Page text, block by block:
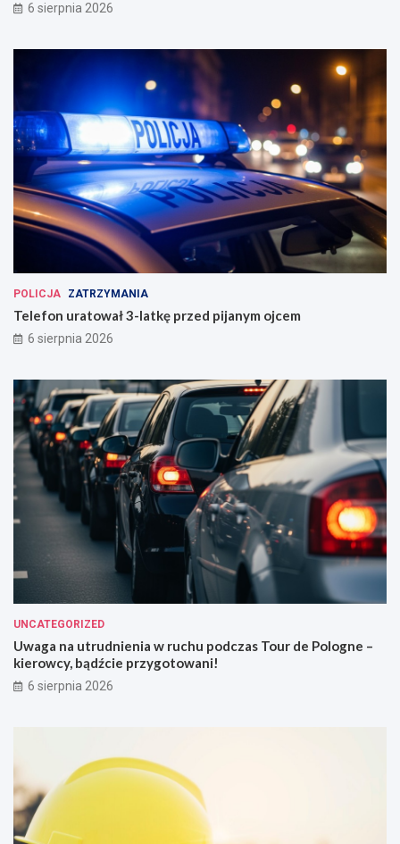
6 sierpnia 2026
POLICJA ZATRZYMANIA
Telefon uratował 3-latkę przed pijanym ojcem
6 sierpnia 2026
UNCATEGORIZED
Uwaga na utrudnienia w ruchu podczas Tour de Pologne –
kierowcy, bądźcie przygotowani!
6 sierpnia 2026